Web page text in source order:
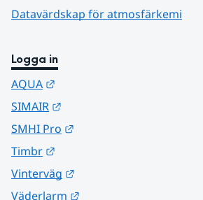
Datavärdskap för atmosfärkemi
Logga in
AQUA
SIMAIR
SMHI Pro
Timbr
Vinterväg
Väderlarm